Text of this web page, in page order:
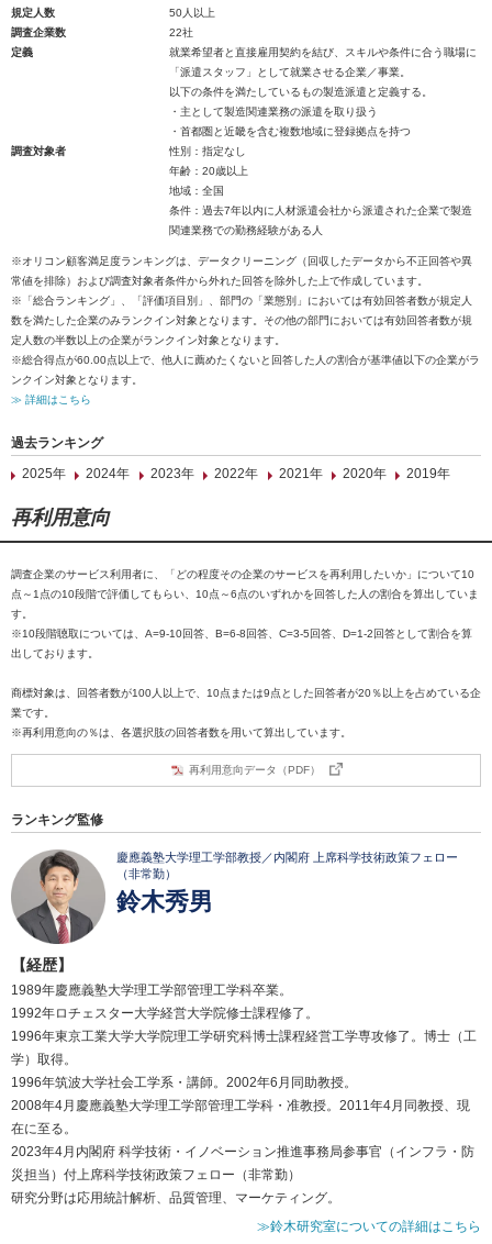
規定人数
50人以上
調査企業数
22社
定義
就業希望者と直接雇用契約を結び、スキルや条件に合う職場に
「派遣スタッフ」として就業させる企業／事業。
以下の条件を満たしているもの製造派遣と定義する。
・主として製造関連業務の派遣を取り扱う
・首都圏と近畿を含む複数地域に登録拠点を持つ
調査対象者
性別：指定なし
年齢：20歳以上
地域：全国
条件：過去7年以内に人材派遣会社から派遣された企業で製造
関連業務での勤務経験がある人
※オリコン顧客満足度ランキングは、データクリーニング（回収したデータから不正回答や異
常値を排除）および調査対象者条件から外れた回答を除外した上で作成しています。
※「総合ランキング」、「評価項目別」、部門の「業態別」においては有効回答者数が規定人
数を満たした企業のみランクイン対象となります。その他の部門においては有効回答者数が規
定人数の半数以上の企業がランクイン対象となります。
※総合得点が60.00点以上で、他人に薦めたくないと回答した人の割合が基準値以下の企業がラ
ンクイン対象となります。
≫ 詳細はこちら
過去ランキング
2025年
2024年 2023年 2022年 2021年 2020年 2019年
再利用意向
調査企業のサービス利用者に、「どの程度その企業のサービスを再利用したいか」について10
点～1点の10段階で評価してもらい、10点～6点のいずれかを回答した人の割合を算出していま
す。
※10段階聴取については、A=9-10回答、B=6-8回答、C=3-5回答、D=1-2回答として割合を算
出しております。
商標対象は、回答者数が100人以上で、10点または9点とした回答者が20％以上を占めている企
業です。
※再利用意向の％は、各選択肢の回答者数を用いて算出しています。
再利用意向データ（PDF）
ランキング監修
慶應義塾大学理工学部教授／内閣府 上席科学技術政策フェロー
（非常勤）
鈴木秀男
【経歴】
1989年慶應義塾大学理工学部管理工学科卒業。
1992年ロチェスター大学経営大学院修士課程修了。
1996年東京工業大学大学院理工学研究科博士課程経営工学専攻修了。博士（工
学）取得。
1996年筑波大学社会工学系・講師。2002年6月同助教授。
2008年4月慶應義塾大学理工学部管理工学科・准教授。2011年4月同教授、現
在に至る。
2023年4月内閣府 科学技術・イノベーション推進事務局参事官（インフラ・防
災担当）付上席科学技術政策フェロー（非常勤）
研究分野は応用統計解析、品質管理、マーケティング。
≫鈴木研究室についての詳細はこちら